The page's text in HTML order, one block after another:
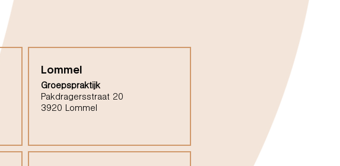
Lommel
Groepspraktijk
Pakdragersstraat 20
3920 Lommel